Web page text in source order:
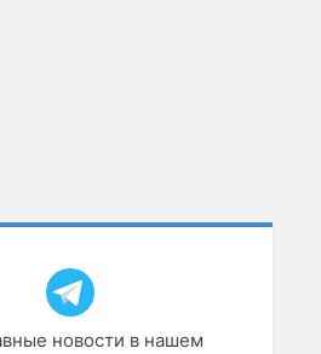
новости в нашем